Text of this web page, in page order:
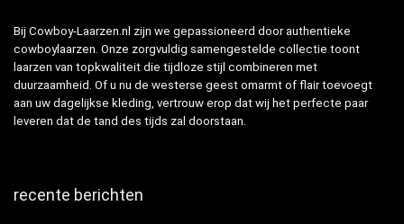
Bij Cowboy-Laarzen.nl zijn we gepassioneerd door authentieke
cowboylaarzen. Onze zorgvuldig samengestelde collectie toont
laarzen van topkwaliteit die tijdloze stijl combineren met
duurzaamheid. Of u nu de westerse geest omarmt of flair toevoegt
aan uw dagelijkse kleding, vertrouw erop dat wij het perfecte paar
leveren dat de tand des tijds zal doorstaan.
recente berichten